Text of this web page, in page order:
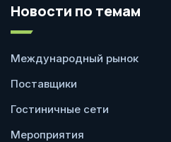
Новости по темам
Международный рынок
Поставщики
Гостиничные сети
Мероприятия